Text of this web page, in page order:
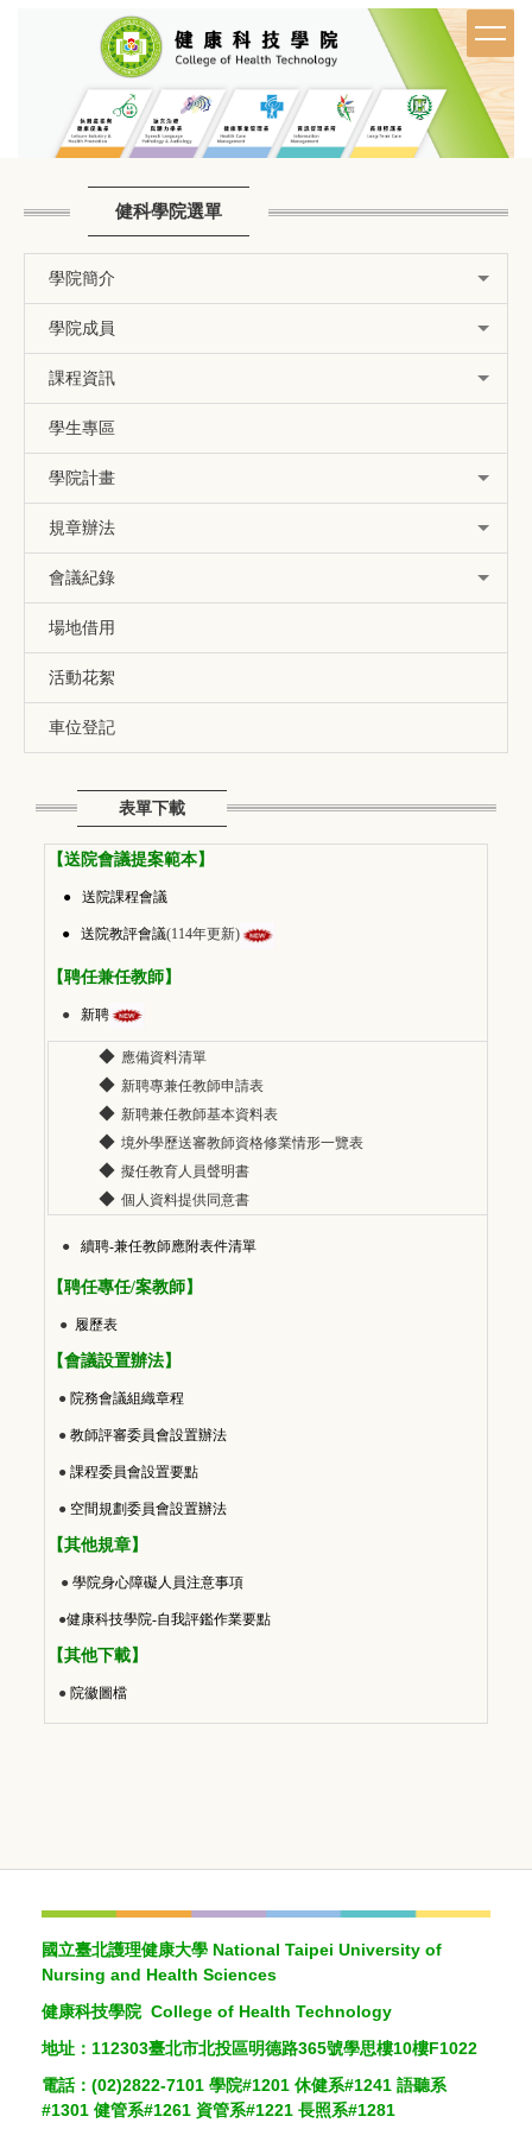
健科學院選單
學院簡介
學院成員
課程資訊
學生專區
學院計畫
規章辦法
會議紀錄
場地借用
活動花絮
車位登記
表單下載
【送院會議提案範本】
● 送院課程會議
● 送院教評會議(114年更新)
【聘任兼任教師】
● 新聘
◆ 應備資料清單
◆ 新聘專兼任教師申請表
◆ 新聘兼任教師基本資料表
◆ 境外學歷送審教師資格修業情形一覽表
◆ 擬任教育人員聲明書
◆ 個人資料提供同意書
● 續聘-兼任教師應附表件清單
【聘任專任/案教師】
● 履歷表
【會議設置辦法】
● 院務會議組織章程
● 教師評審委員會設置辦法
● 課程委員會設置要點
● 空間規劃委員會設置辦法
【其他規章】
● 學院身心障礙人員注意事項
●健康科技學院-自我評鑑作業要點
【其他下載】
● 院徽圖檔
國立臺北護理健康大學 National Taipei University of
Nursing and Health Sciences
健康科技學院 College of Health Technology
地址：112303臺北市北投區明德路365號學思樓10樓F1022
電話：(02)2822-7101 學院#1201 休健系#1241 語聽系
#1301 健管系#1261 資管系#1221 長照系#1281